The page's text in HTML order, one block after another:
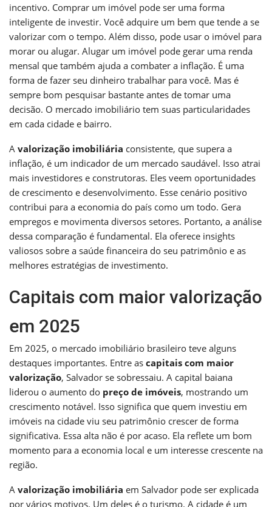
incentivo. Comprar um imóvel pode ser uma forma
inteligente de investir. Você adquire um bem que tende a se
valorizar com o tempo. Além disso, pode usar o imóvel para
morar ou alugar. Alugar um imóvel pode gerar uma renda
mensal que também ajuda a combater a inflação. É uma
forma de fazer seu dinheiro trabalhar para você. Mas é
sempre bom pesquisar bastante antes de tomar uma
decisão. O mercado imobiliário tem suas particularidades
em cada cidade e bairro.
A valorização imobiliária consistente, que supera a
inflação, é um indicador de um mercado saudável. Isso atrai
mais investidores e construtoras. Eles veem oportunidades
de crescimento e desenvolvimento. Esse cenário positivo
contribui para a economia do país como um todo. Gera
empregos e movimenta diversos setores. Portanto, a análise
dessa comparação é fundamental. Ela oferece insights
valiosos sobre a saúde financeira do seu patrimônio e as
melhores estratégias de investimento.
Capitais com maior valorização
em 2025
Em 2025, o mercado imobiliário brasileiro teve alguns
destaques importantes. Entre as capitais com maior
valorização, Salvador se sobressaiu. A capital baiana
liderou o aumento do preço de imóveis, mostrando um
crescimento notável. Isso significa que quem investiu em
imóveis na cidade viu seu patrimônio crescer de forma
significativa. Essa alta não é por acaso. Ela reflete um bom
momento para a economia local e um interesse crescente na
região.
A valorização imobiliária em Salvador pode ser explicada
por vários motivos. Um deles é o turismo. A cidade é um